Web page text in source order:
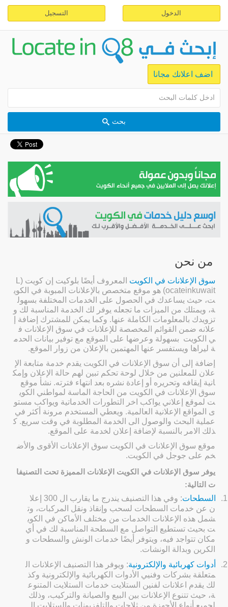
الدخول التسجيل
اضف اعلانك مجانا
بحث
من نحن
سوق الإعلانات في الكويت المعروف أيضًا بلوكيت إن كويت (
ocateinkuwait) هو موقع متخصص بالإعلانات المبوبة في الكوي
ت، حيث يساعدك في الحصول على الخدمات المختلفة بسهول
ة، ويمتلك من الميزات ما تجعله يوفر لك الخدمة المناسبة لك و
تزويدك بالمعلومات الكاملة عنها. وكما يمكن للمشترك إضافة إ
علانه ضمن القوائم المخصصة للإعلانات في سوق الإعلانات ف
ي الكويت بسهولة وعرضها على الموقع مع توفير بيانات الحدم
ة ليراها ويستفسر عنها المهتمين بالإعلان من زوار الموقع.
إضافة إلى أن سوق الإعلانات في الكويت يقدم خدمة متابعة الإ
علان للمعلنين من خلال لوحة تحكم تبين لهم حالة الإعلان وإمك
انية إيقافه وتحريره أو إعادة نشره بعد انتهاء فترته. نشأ موقع
سوق الإعلانات في الكويت من الحاجة الماسة لمواطني الكوي
ت لموقع إعلاني يواكب اخر التطورات الخدماتية ويواكب مستو
ى المواقع الإعلانية العالمية. ويعطي المستخدم مرونة أكثر في
عملية البحث والوصول الى الخدمة المطلوبة في وقت سريع. ك
ذلك الامر بالنسبة لإضافة إعلان لخدمة على الموقع.
موقع سوق الإعلانات في الكويت سوق الإعلانات الأقوى والأض
خم على جوجل في الكويت.
يوفر سوق الإعلانات في الكويت الإعلانات المميزة تحت التصنيفا
ت التالية:
1.
السطحات
: وفي هذا التصنيف يندرج ما يقارب ال 300 إعلا
ن عن خدمات السطحات لسحب وإنقاذ ونقل المركبات، وت
شمل هذه الإعلانات الخدمات من مختلف الأماكن في الكوي
ت بحيث تستطيع التواصل مع السطحة المناسبة لك في أي
مكان تتواجد فيه، ويتوفر أيضًا خدمات الونش والسطحات و
الكرين وبدالة الونشات.
2.
أدوات كهربائية والإلكترونية: ويوفر هذا التصنيف الإعلانات ال
متعلقة بشركات وفنيي الأدوات الكهربائية والإلكترونية وكذ
لك يقدم اعلانات لفنين الستلايت خدمات الستلايت المتنوع
ة، حيث تتنوع الإعلانات بين البيع والصيانة والتركيب، وذلك
لجميع أنواع الأجهزة من ثلاجات والتلفزيونات والستلايت إل